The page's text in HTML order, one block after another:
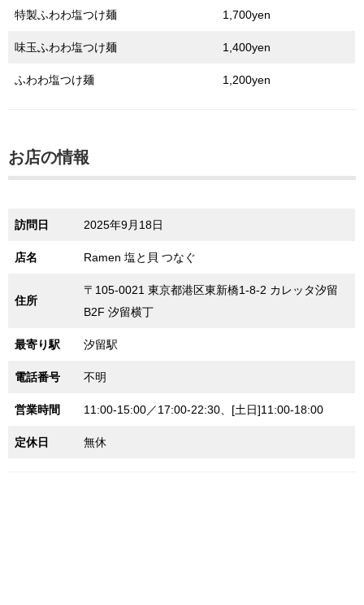
特製ふわわ塩つけ麺 1,700yen
味玉ふわわ塩つけ麺 1,400yen
ふわわ塩つけ麺 1,200yen
お店の情報
訪問日 2025年9月18日
店名 Ramen 塩と貝 つなぐ
住所
〒105-0021 東京都港区東新橋1-8-2 カレッタ汐留
B2F 汐留横丁
最寄り駅 汐留駅
電話番号 不明
営業時間 11:00-15:00／17:00-22:30、[土日]11:00-18:00
定休日 無休